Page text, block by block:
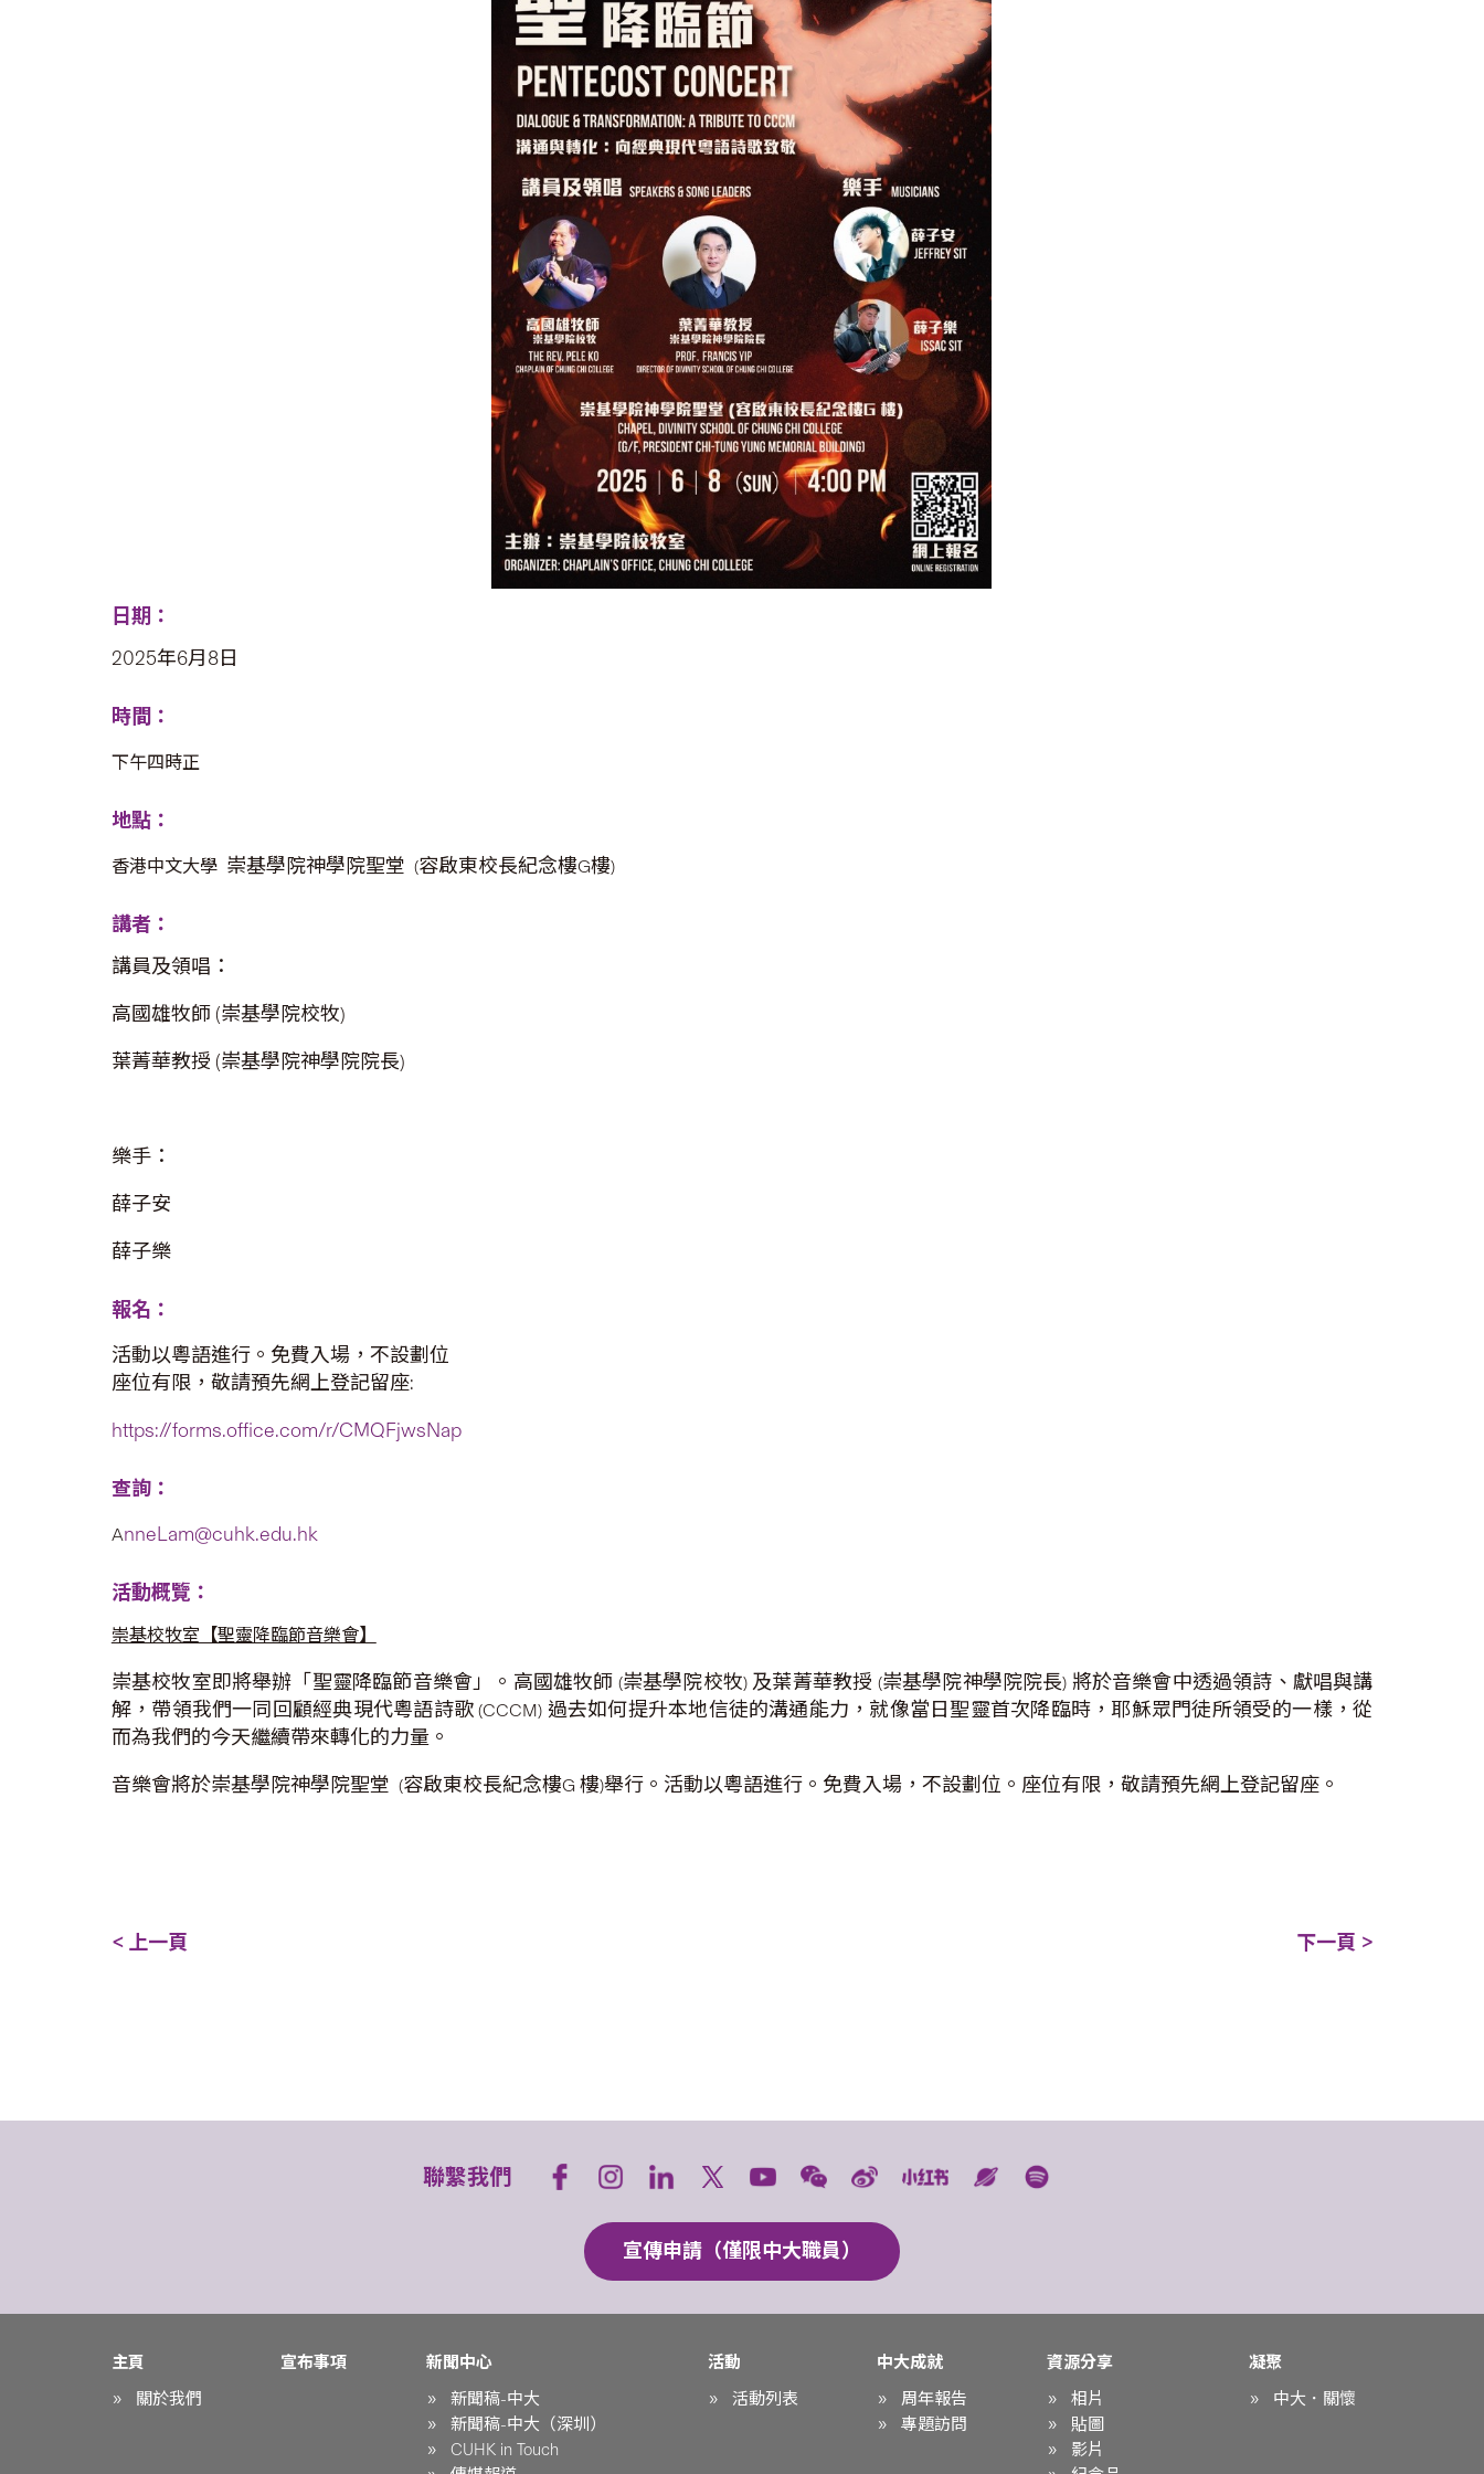
日期：
2025年6月8日
時間：
下午四時正
地點：
香港中文大學 崇基學院神學院聖堂 (容啟東校長紀念樓G樓)
講者：
講員及領唱：
高國雄牧師 (崇基學院校牧)
葉菁華教授 (崇基學院神學院院長)
樂手：
薛子安
薛子樂
報名：
活動以粵語進行。免費入場，不設劃位
座位有限，敬請預先網上登記留座:
https://forms.office.com/r/CMQFjwsNap
查詢：
AnneLam@cuhk.edu.hk
活動概覽：
崇基校牧室【聖靈降臨節音樂會】
崇基校牧室即將舉辦「聖靈降臨節音樂會」。高國雄牧師 (崇基學院校牧) 及葉菁華教授 (崇基學院神學院院長) 將於音樂會中透過領詩、獻唱與講
解，帶領我們一同回顧經典現代粵語詩歌 (CCCM) 過去如何提升本地信徒的溝通能力，就像當日聖靈首次降臨時，耶穌眾門徒所領受的一樣，從
而為我們的今天繼續帶來轉化的力量。
音樂會將於崇基學院神學院聖堂 (容啟東校長紀念樓G 樓)舉行。活動以粵語進行。免費入場，不設劃位。座位有限，敬請預先網上登記留座。
< 上一頁 下一頁 >
聯繫我們
宣傳申請（僅限中大職員）
主頁
關於我們
宣布事項
新聞中心
新聞稿-中大
新聞稿-中大（深圳）
CUHK in Touch
活動
活動列表
中大成就
周年報告
專題訪問
資源分享
相片
貼圖
影片
凝聚
中大．關懷